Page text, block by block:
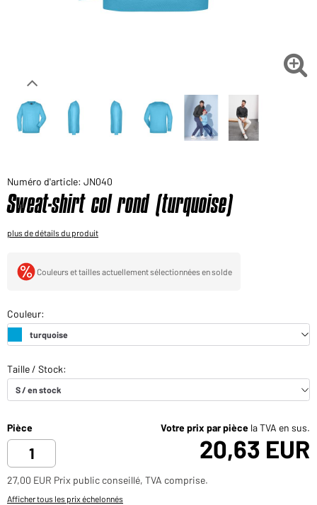
Voudriez-vous acheter des produits pour votre besoin

Numéro d'article: JN040
Sweat-shirt col rond (turquoise)
plus de détails du produit
Couleurs et tailles actuellement sélectionnées en solde
Pièce Votre prix par pièce la TVA en sus.
20,63 EUR
27,00 EUR Prix public conseillé, TVA comprise.
Afficher tous les prix échelonnés